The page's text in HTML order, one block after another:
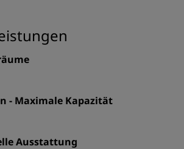
- Maximale Kapazität
Ausstattung